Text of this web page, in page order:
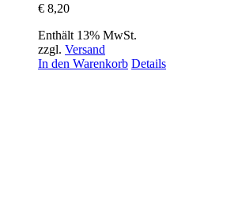
€ 8,20
Enthält 13% MwSt.
zzgl. Versand
In den Warenkorb Details